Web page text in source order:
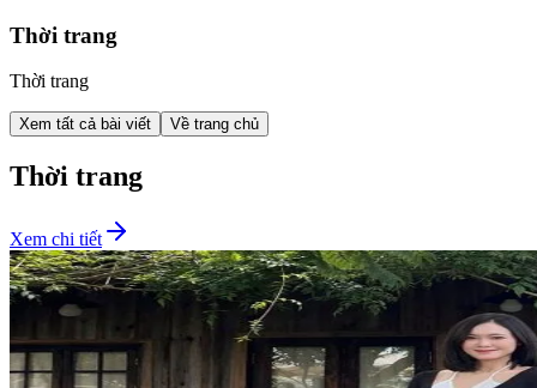
Thời trang
Thời trang
Xem tất cả bài viết Về trang chủ
Thời trang
Xem chi tiết